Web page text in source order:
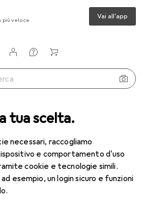
tua scelta.
necessari, raccogliamo
e comportamento d'uso
cookie e tecnologie simili.
esempio, un login sicuro e funzioni
più veloce Vai all'app
cliente
di confronto
dei desideri
Air Optix più HydraGlyde per l'astigmatismo
1 Immagine
per